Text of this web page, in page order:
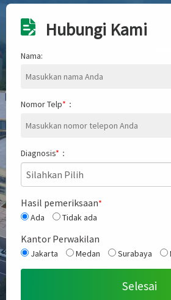
Hubungi Kami
Nama:
Nomor Telp* ：
Diagnosis* ：
Silahkan Pilih
Hasil pemeriksaan*
Ada
Tidak ada
Kantor Perwakilan
Jakarta Medan Surabaya